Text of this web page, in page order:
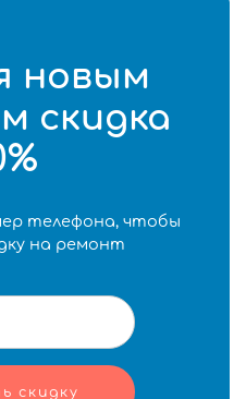
новым
скидка
телефона, чтобы
на ремонт